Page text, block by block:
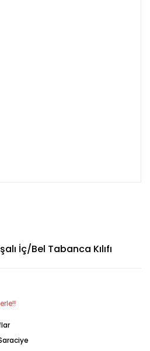
İç/Bel Tabanca Kılıfı